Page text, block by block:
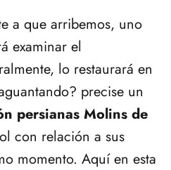
a que arribemos, uno
examinar el
lo restaurará en
precise un
persianas Molins de
con relación a sus
momento. Aquí en esta